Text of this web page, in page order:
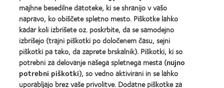
Year with
MyDay™
Learn
more
about
Hermes
Creative
Awards
more
about
EyeVote
Readers’
Choice
Awards
majhne besedilne datoteke, ki se shranijo v vašo
napravo, ko obiščete spletno mesto. Piškotke lahko
kadar koli izbrišete oz. poskrbite, da se samodejno
izbrišejo (trajni piškotki po določenem času, sejni
piškotki pa tako, da zaprete brskalnik). Piškotki, ki so
potrebni za delovanje našega spletnega mesta (nujno
potrebni piškotki), so vedno aktivirani in se lahko
uporabljajo brez vaše privolitve. Dodatne piškotke za